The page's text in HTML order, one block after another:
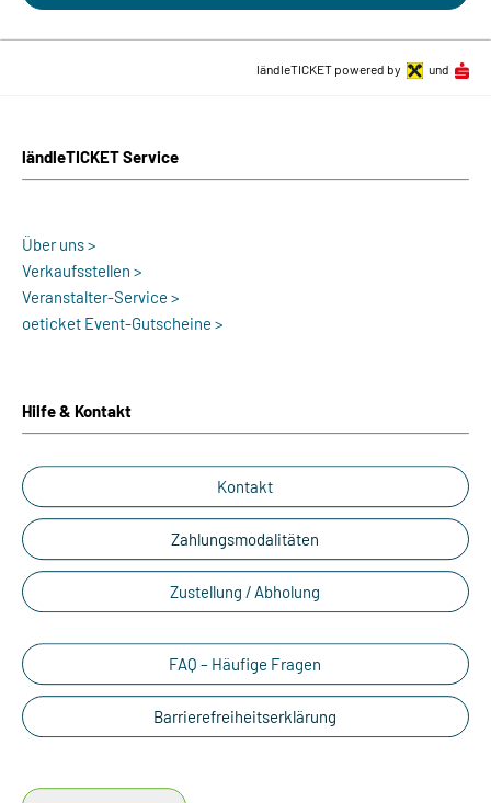
ländleTICKET Service
Über uns >
Verkaufsstellen >
Veranstalter-Service >
oeticket Event-Gutscheine >
Hilfe & Kontakt
Kontakt
Zahlungsmodalitäten
Zustellung / Abholung
FAQ – Häufige Fragen
Barrierefreiheitserklärung
ländleTICKET powered by und